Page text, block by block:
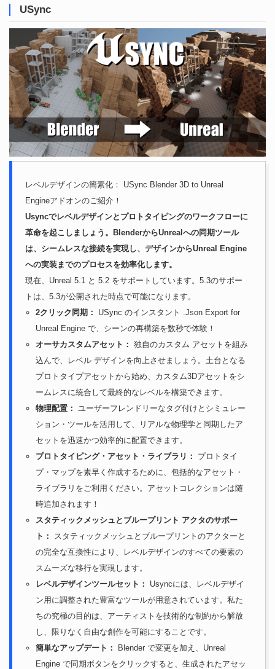
USync
レベルデザインの簡素化： USync Blender 3D to Unreal
Engineアドオンのご紹介！
Usyncでレベルデザインとプロトタイピングのワークフローに
革命を起こしましょう。BlenderからUnrealへの同期ツール
は、シームレスな接続を実現し、デザインからUnreal Engine
への実装までのプロセスを効率化します。
現在、Unreal 5.1 と 5.2 をサポートしています。5.3のサポー
トは、5.3が公開された時点で可能になります。
2クリック同期：
USync のインスタント .Json Export for
Unreal Engine で、シーンの再構築を数秒で体験！
オーサカスタムアセット： 独自のカスタム アセットを組み
込んで、レベル デザインを向上させましょう。土台となる
プロトタイプアセットから始め、カスタム3Dアセットをシ
ームレスに統合して最終的なレベルを構築できます。
物理配置： ユーザーフレンドリーなタグ付けとシミュレー
ション・ツールを活用して、リアルな物理学と同期したア
セットを迅速かつ効率的に配置できます。
プロトタイピング・アセット・ライブラリ： プロトタイ
プ・マップを素早く作成するために、包括的なアセット・
ライブラリをご利用ください。アセットコレクションは随
時追加されます！
スタティックメッシュとブループリント アクタのサポー
ト： スタティックメッシュとブループリントのアクターと
の完全な互換性により、レベルデザインのすべての要素の
スムーズな移行を実現します。
レベルデザインツールセット：
Usyncには、レベルデザイ
ン用に調整された豊富なツールが用意されています。私た
ちの究極の目的は、アーティストを技術的な制約から解放
し、限りなく自由な創作を可能にすることです。
簡単なアップデート：
Blender で変更を加え、Unreal
Engine で同期ボタンをクリックすると、生成されたアセッ